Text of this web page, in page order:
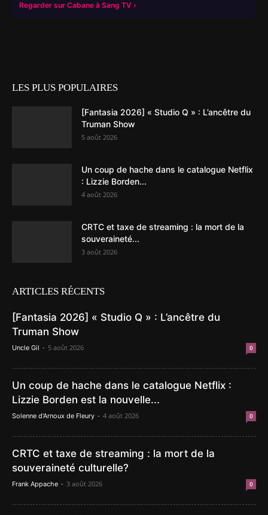
Regarder sur Cabane à Sang TV
LES PLUS POPULAIRES
[Fantasia 2026] « Studio Q » : L’ancêtre du
Truman Show
5 août 2026
Un coup de hache dans le catalogue Netflix
: Lizzie Borden...
4 août 2026
CRTC et taxe de streaming : la mort de la
souveraineté...
3 août 2026
ARTICLES RÉCENTS
[Fantasia 2026] « Studio Q » : L’ancêtre du
Truman Show
Uncle Gil - 5 août 2026 0
Un coup de hache dans le catalogue Netflix :
Lizzie Borden est la nouvelle...
Solenne d'Arnoux de Fleury - 4 août 2026 0
CRTC et taxe de streaming : la mort de la
souveraineté culturelle?
Frank Appache - 3 août 2026 0